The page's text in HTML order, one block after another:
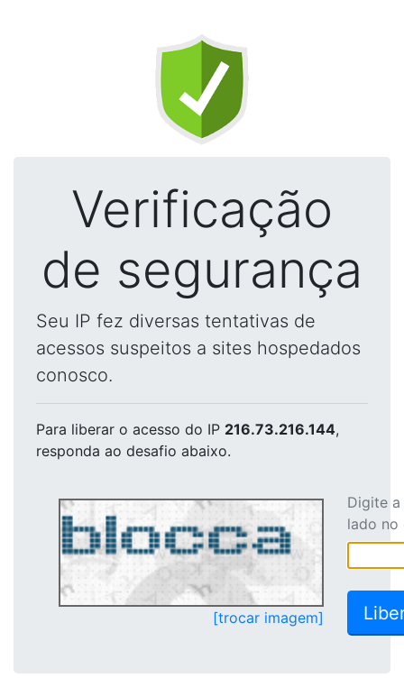
Verificação
de segurança
Seu IP fez diversas tentativas de
acessos suspeitos a sites hospedados
conosco.
Para liberar o acesso do IP 216.73.216.144,
responda ao desafio abaixo.
[trocar imagem]
Digite
lado no